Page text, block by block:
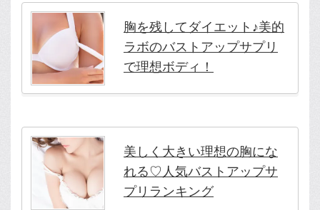
胸を残してダイエット♪美的
ラボのバストアップサプリ
で理想ボディ！
美しく大きい理想の胸にな
れる♡人気バストアップサ
プリランキング